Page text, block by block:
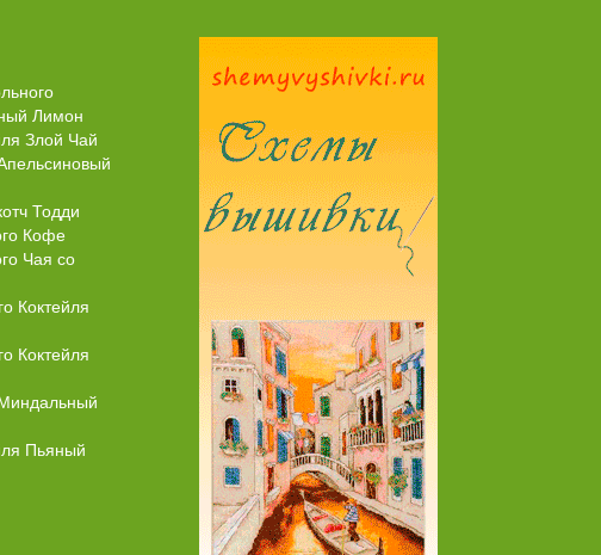
Торт со Свеклой
Лимон
Злой Чай
Тодди
Кофе
Чая со
Коктейля
Коктейля
Пьяный